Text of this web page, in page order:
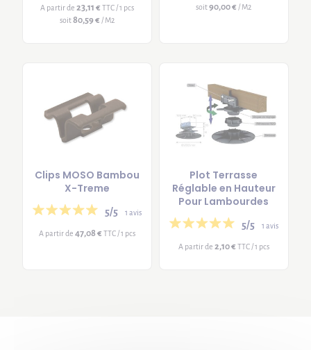
A partir de23,11 € TTC / 1 pcs
soit80,59 € / M2
soit90,00 € / M2
Clips MOSO Bambou
X-Treme
5/5 1 avis
A partir de47,08 € TTC / 1 pcs
Plot Terrasse
Réglable en Hauteur
Pour Lambourdes
5/5 1 avis
A partir de 2,10 € TTC / 1 pcs